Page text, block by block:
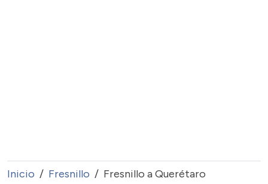
Inicio Fresnillo Fresnillo a Querétaro